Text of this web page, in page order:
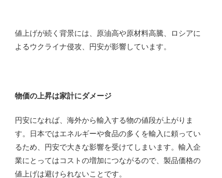
値上げが続く背景には、原油高や原材料高騰、ロシアに
よるウクライナ侵攻、円安が影響しています。
物価の上昇は家計にダメージ
円安になれば、海外から輸入する物の値段が上がりま
す。日本ではエネルギーや食品の多くを輸入に頼ってい
るため、円安で大きな影響を受けてしまいます。輸入企
業にとってはコストの増加につながるので、製品価格の
値上げは避けられないことです。